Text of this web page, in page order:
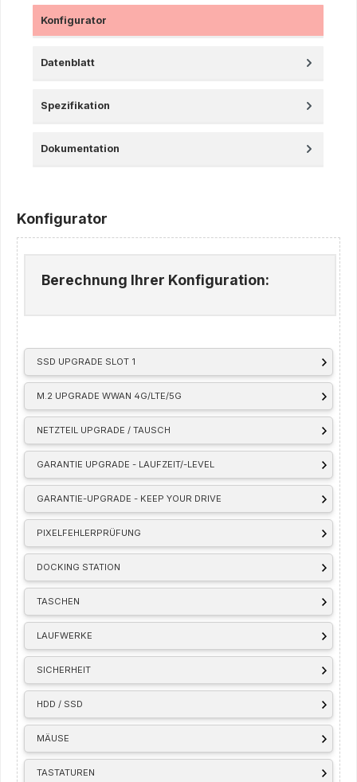
Konfigurator
Datenblatt
Spezifikation
Dokumentation
Konfigurator
SSD UPGRADE SLOT 1
M.2 UPGRADE WWAN 4G/LTE/5G
NETZTEIL UPGRADE / TAUSCH
GARANTIE UPGRADE - LAUFZEIT/-LEVEL
GARANTIE-UPGRADE - KEEP YOUR DRIVE
PIXELFEHLERPRÜFUNG
DOCKING STATION
TASCHEN
LAUFWERKE
SICHERHEIT
HDD / SSD
MÄUSE
TASTATUREN
Berechnung Ihrer Konfiguration: